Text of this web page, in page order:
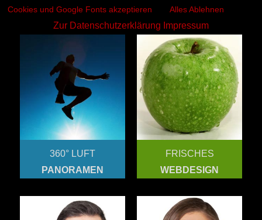
360° LUFT
PANORAMEN
FRISCHES
WEBDESIGN
Cookies und Google Fonts akzeptieren Alles Ablehnen
Zur Datenschutzerklärung Impressum